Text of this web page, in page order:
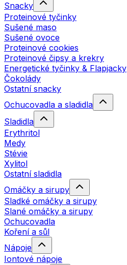
Snacky
Proteinové tyčinky
Sušené maso
Sušené ovoce
Proteinové cookies
Proteinové čipsy a krekry
Energetické tyčinky & Flapjacky
Čokolády
Ostatní snacky
Ochucovadla a sladidla
Sladidla
Erythritol
Medy
Stévie
Xylitol
Ostatní sladidla
Omáčky a sirupy
Sladké omáčky a sirupy
Slané omáčky a sirupy
Ochucovadla
Koření a sůl
Nápoje
Iontové nápoje